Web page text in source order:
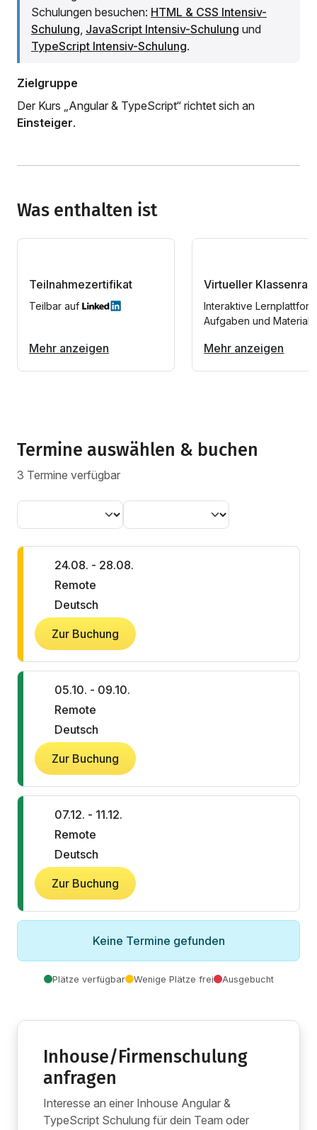
Schulungen besuchen: HTML & CSS Intensiv-
Schulung JavaScript Intensiv-Schulung und
TypeScript Intensiv-Schulung.
Zielgruppe
Der Kurs „Angular & TypeScript“ richtet sich an
Einsteiger.
Was enthalten ist
Teilnahmezertifikat
Teilbar auf
Mehr anzeigen
Virtueller
Interaktive
Aufgaben und
Mehr anzeigen
Termine auswählen & buchen
3 Termine verfügbar
24.08. - 28.08.
Remote
Deutsch
Zur Buchung
05.10. - 09.10.
Remote
Deutsch
Zur Buchung
07.12. - 11.12.
Remote
Deutsch
Zur Buchung
Keine Termine gefunden
Plätze verfügbar Wenige Plätze frei Ausgebucht
Inhouse/Firmenschulung
anfragen
Interesse an einer Inhouse Angular &
TypeScript Schulung für dein Team oder